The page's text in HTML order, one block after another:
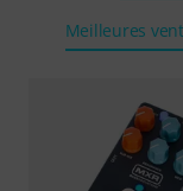
Meilleures